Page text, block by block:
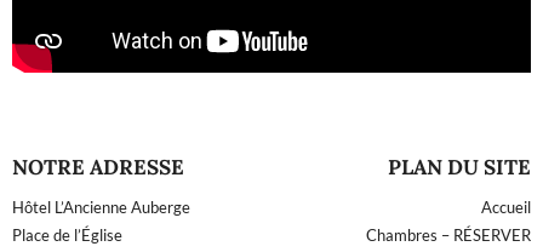
NOTRE ADRESSE
Hôtel L’Ancienne Auberge
Place de l’Église
PLAN DU SITE
Accueil
Chambres – RÉSERVER